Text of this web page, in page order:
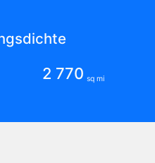
2 770 sq mi